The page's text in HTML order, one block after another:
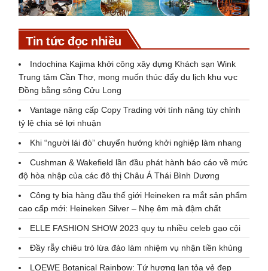
Tin tức đọc nhiều
Indochina Kajima khởi công xây dựng Khách sạn Wink
Trung tâm Cần Thơ, mong muốn thúc đẩy du lịch khu vực
Đồng bằng sông Cửu Long
Vantage nâng cấp Copy Trading với tính năng tùy chỉnh
tỷ lệ chia sẻ lợi nhuận
Khi “người lái đò” chuyển hướng khởi nghiệp làm nhang
Cushman & Wakefield lần đầu phát hành báo cáo về mức
độ hòa nhập của các đô thị Châu Á Thái Bình Dương
Công ty bia hàng đầu thế giới Heineken ra mắt sản phẩm
cao cấp mới: Heineken Silver – Nhẹ êm mà đậm chất
ELLE FASHION SHOW 2023 quy tụ nhiều celeb gạo cội
Đầy rẫy chiêu trò lừa đảo làm nhiệm vụ nhận tiền khủng
LOEWE Botanical Rainbow: Tứ hương lan tỏa vẻ đẹp